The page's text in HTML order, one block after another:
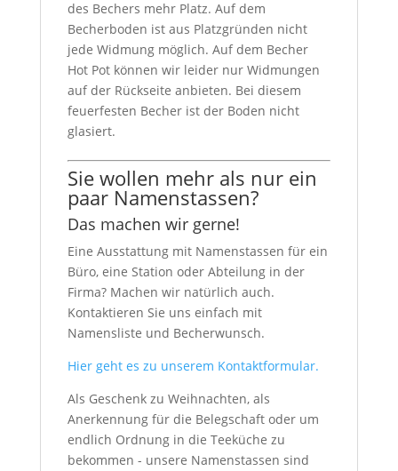
des Bechers mehr Platz. Auf dem
Becherboden ist aus Platzgründen nicht
jede Widmung möglich. Auf dem Becher
Hot Pot können wir leider nur Widmungen
auf der Rückseite anbieten. Bei diesem
feuerfesten Becher ist der Boden nicht
glasiert.
Sie wollen mehr als nur ein
paar Namenstassen?
Das machen wir gerne!
Eine Ausstattung mit Namenstassen für ein
Büro, eine Station oder Abteilung in der
Firma? Machen wir natürlich auch.
Kontaktieren Sie uns einfach mit
Namensliste und Becherwunsch.
Hier geht es zu unserem Kontaktformular.
Als Geschenk zu Weihnachten, als
Anerkennung für die Belegschaft oder um
endlich Ordnung in die Teeküche zu
bekommen - unsere Namenstassen sind